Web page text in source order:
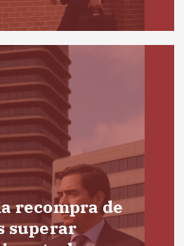
recompra de
superar